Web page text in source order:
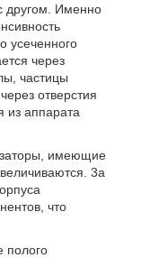
другом. Именно
усеченного
через
частицы
отверстия
из аппарата
имеющие
3а
что
полого